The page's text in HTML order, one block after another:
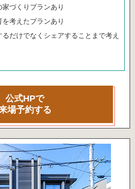
づくりプランあり
考えたプランあり
だけでなくシェアすることまで考え
公式HPで
場予約する